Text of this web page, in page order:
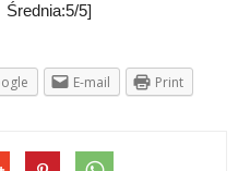
5]
E-mail Print